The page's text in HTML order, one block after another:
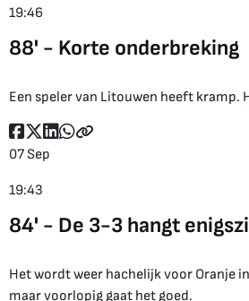
19:46
88' - Korte onderbreking
Een speler van Litouwen heeft kramp.
07 Sep
19:43
84' - De 3-3 hangt
Het wordt weer hachelijk voor Oranje
maar voorlopig gaat het goed.